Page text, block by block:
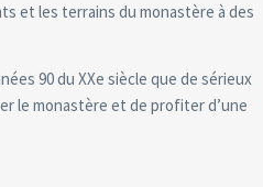
et les terrains du monastère à des
90 du XXe siècle que de sérieux
le monastère et de profiter d’une